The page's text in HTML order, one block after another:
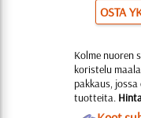
OSTA
Kolme nuoren
koristelu
pakkaus,
tuotteita.